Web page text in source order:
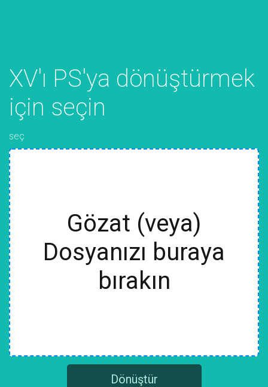
XV'ı PS'ya dönüştürmek
için seçin
seç
Gözat (veya)
Dosyanızı buraya
bırakın
Dönüştür